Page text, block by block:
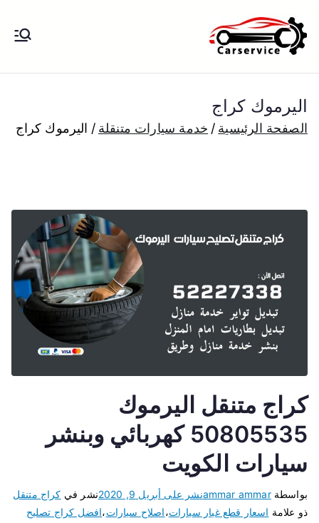
إلى
المحتوى
بنشر متنقل الكويت كهرباء وبنشر تبديل
اليرموك كراج
الصفحة الرئيسية خدمة سيارات متنقلة اليرموك كراج
كراج متنقل اليرموك
50805535 كهربائي وبنشر
سيارات الكويت
بواسطةammar ammarنشر على أبريل 9, 2020 نشر في كراج متنقل
ذو علامة اسعار قطع غيار سيارات،اصلاح سيارات،افضل كراج تصليح